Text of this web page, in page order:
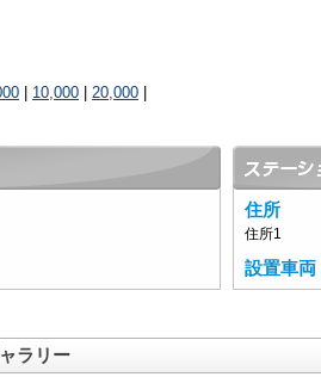
10,000 20,000
住所
住所1
設置車両
ラリー